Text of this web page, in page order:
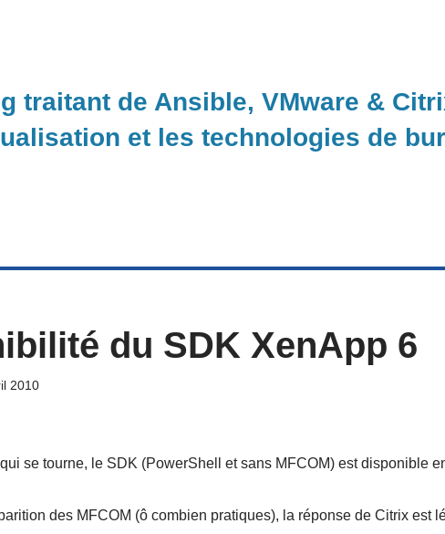
traitant de Ansible, VMware &
et les technologies de
du SDK XenApp 6
2010
se tourne, le SDK (PowerShell et sans MFCOM) est disponible
des MFCOM (ô combien pratiques), la réponse de Citrix est